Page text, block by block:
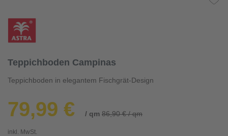
Teppichboden Campinas
Teppichboden in elegantem Fischgrät-Design
79,99 € / qm 86,90 € / qm
inkl. MwSt.